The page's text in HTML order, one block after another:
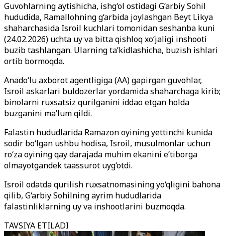
Guvohlarning aytishicha, ishg‘ol ostidagi G‘arbiy Sohil
hududida, Ramallohning g‘arbida joylashgan Beyt Likya
shaharchasida Isroil kuchlari tomonidan seshanba kuni
(24.02.2026) uchta uy va bitta qishloq xo‘jaligi inshooti
buzib tashlangan. Ularning ta’kidlashicha, buzish ishlari
ortib bormoqda.
Anado‘lu axborot agentligiga (AA) gapirgan guvohlar,
Isroil askarlari buldozerlar yordamida shaharchaga kirib;
binolarni ruxsatsiz qurilganini iddao etgan holda
buzganini ma’lum qildi.
Falastin hududlarida Ramazon oyining yettinchi kunida
sodir bo‘lgan ushbu hodisa, Isroil, musulmonlar uchun
ro‘za oyining qay darajada muhim ekanini e’tiborga
olmayotgandek taassurot uyg‘otdi.
Isroil odatda qurilish ruxsatnomasining yo‘qligini bahona
qilib, G‘arbiy Sohilning ayrim hududlarida
falastinliklarning uy va inshootlarini buzmoqda.
TAVSIYA ETILADI